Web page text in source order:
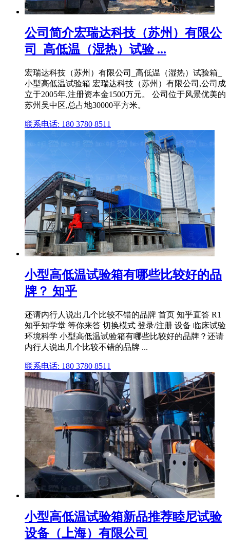
公司简介宏瑞达科技（苏州）有限公
司_高低温（湿热）试验 ...
宏瑞达科技（苏州）有限公司_高低温（湿热）试验箱_
小型高低温试验箱 宏瑞达科技（苏州）有限公司,公司成
立于2005年,注册资本金1500万元。 公司位于风景优美的
苏州吴中区,总占地30000平方米。
联系电话: 180 3780 8511
小型高低温试验箱有哪些比较好的品
牌？ 知乎
还请内行人说出几个比较不错的品牌 首页 知乎直答 R1
知乎知学堂 等你来答 切换模式 登录/注册 设备 临床试验
环境科学 小型高低温试验箱有哪些比较好的品牌？还请
内行人说出几个比较不错的品牌 ...
联系电话: 180 3780 8511
小型高低温试验箱新品推荐睦尼试验
设备（上海）有限公司